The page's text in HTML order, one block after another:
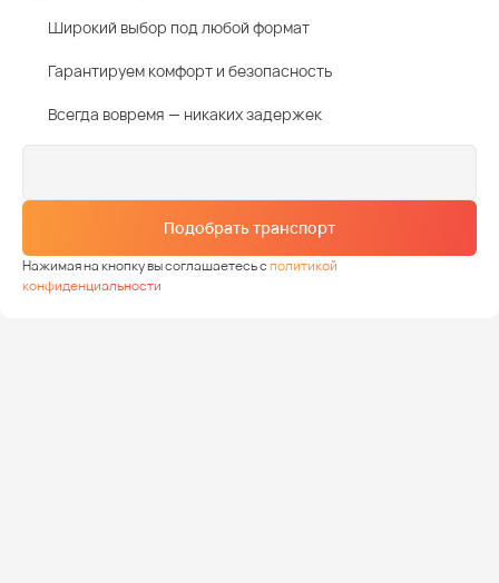
Широкий выбор под любой формат
Гарантируем комфорт и безопасность
Всегда вовремя — никаких задержек
Подобрать транспорт
Нажимая на кнопку вы соглашаетесь сполитикой
конфиденциальности